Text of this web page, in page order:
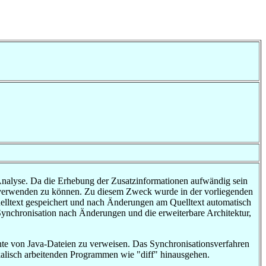
Da die Erhebung der Zusatzinformationen aufwändig sein
zu können. Zu diesem Zweck wurde in der vorliegenden
gespeichert und nach Änderungen am Quelltext automatisch
nach Änderungen und die erweiterbare Architektur,
von Java-Dateien zu verweisen. Das Synchronisationsverfahren
arbeitenden Programmen wie "diff" hinausgehen.